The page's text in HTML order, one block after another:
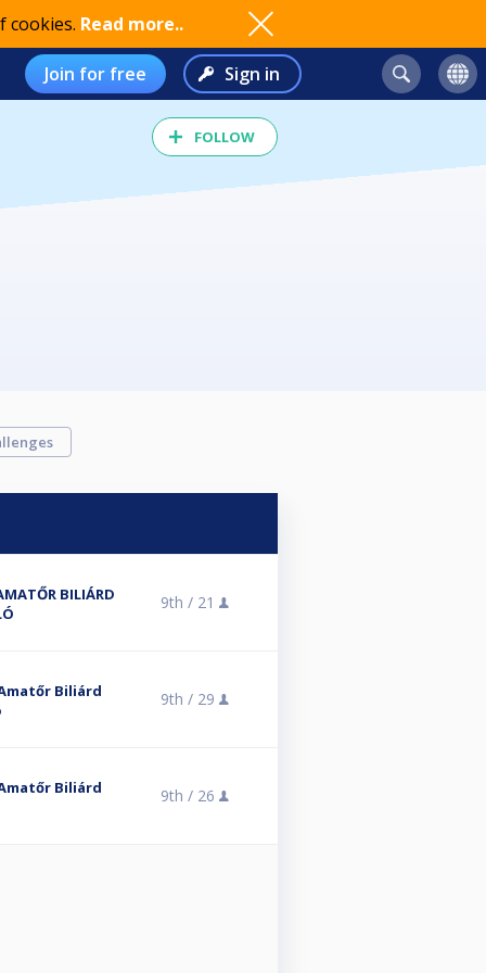
cookies. Read more..
Join for free Sign in
FOLLOW
BILIÁRD
9th / 21
Biliárd
9th / 29
Biliárd
9th / 26